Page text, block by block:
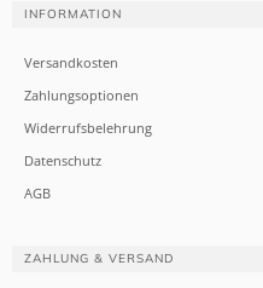
INFORMATION
Versandkosten
Zahlungsoptionen
Widerrufsbelehrung
Datenschutz
AGB
ZAHLUNG & VERSAND